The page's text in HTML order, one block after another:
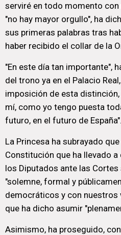
serviré en todo momento
"no hay mayor orgullo", ha
sus primeras palabras tras
haber recibido el collar de la
"En este día tan importante",
del trono ya en el Palacio
imposición de esta
mí, como yo tengo puesta
futuro, en el futuro de España".
La Princesa ha subrayado
Constitución que ha llevado
los Diputados ante las
"solemne, formal y
democráticos y con
que ha dicho asumir
Asimismo, ha proseguido,